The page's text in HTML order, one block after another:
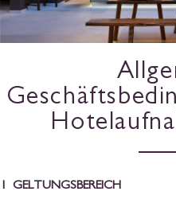
1 GELTUNGSBEREICH